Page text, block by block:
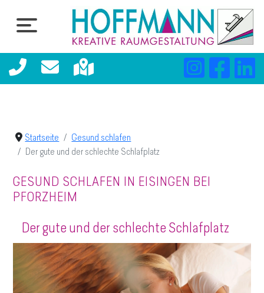
Startseite
Gesund schlafen
Der gute und der schlechte Schlafplatz
GESUND SCHLAFEN IN EISINGEN BEI
PFORZHEIM
Der gute und der schlechte Schlafplatz